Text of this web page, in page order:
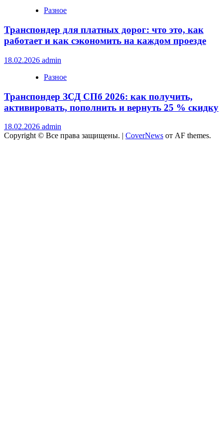
Разное
Транспондер для платных дорог: что это, как
работает и как сэкономить на каждом проезде
18.02.2026 admin
Разное
Транспондер ЗСД СПб 2026: как получить,
активировать, пополнить и вернуть 25 % скидку
18.02.2026 admin
Copyright © Все права защищены. | CoverNews от AF themes.